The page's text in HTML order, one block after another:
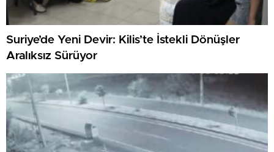
Suriye’de Yeni Devir: Kilis’te İstekli Dönüşler
Aralıksız Sürüyor